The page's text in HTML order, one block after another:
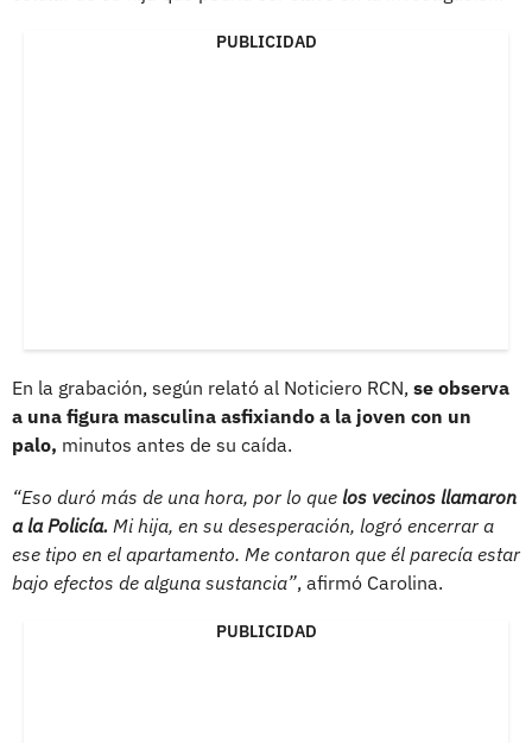
PUBLICIDAD
En la grabación, según relató al Noticiero RCN, se observa
a una figura masculina asfixiando a la joven con un
palo, minutos antes de su caída.
“Eso duró más de una hora, por lo que los vecinos llamaron
a la Policía. Mi hija, en su desesperación, logró encerrar a
ese tipo en el apartamento. Me contaron que él parecía estar
bajo efectos de alguna sustancia”, afirmó Carolina.
PUBLICIDAD